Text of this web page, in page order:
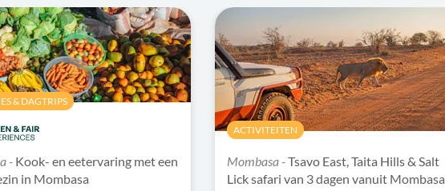
& DAGTRIPS
- Kook- en eetervaring met een
in Mombasa
ACTIVITEITEN
Mombasa -Tsavo East, Taita Hills & Salt
Lick safari van 3 dagen vanuit Mombasa